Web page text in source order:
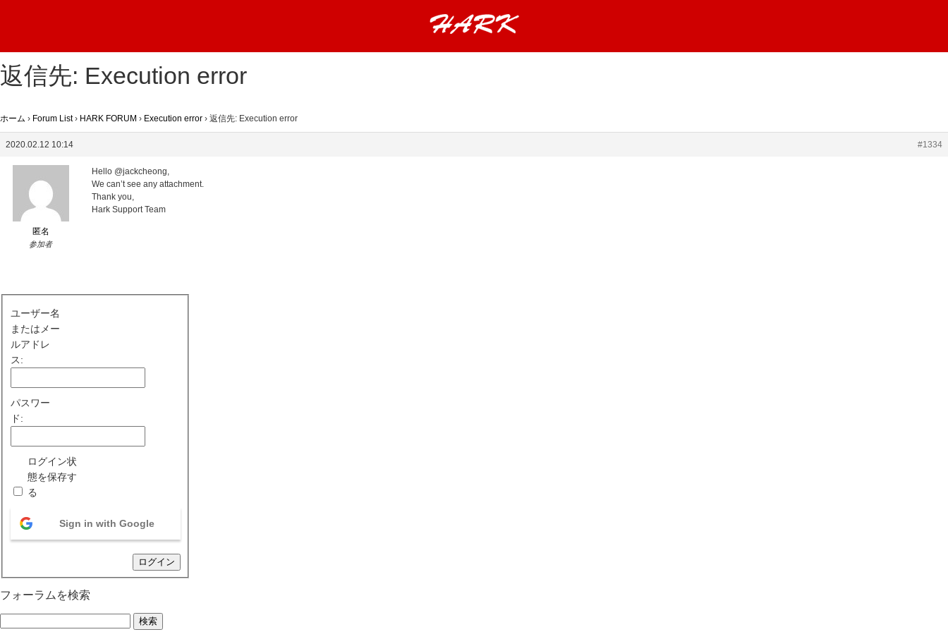
返信先: Execution error
ホーム › Forum List › HARK FORUM › Execution error › 返信先: Execution error
2020.02.12 10:14 #1334
匿名
参加者
Hello @jackcheong,
We can’t see any attachment.
Thank you,
Hark Support Team
ユーザー名
またはメー
ルアドレ
ス:
パスワー
ド:
ログイン状
態を保存す
る
Sign in with Google
ログイン
フォーラムを検索